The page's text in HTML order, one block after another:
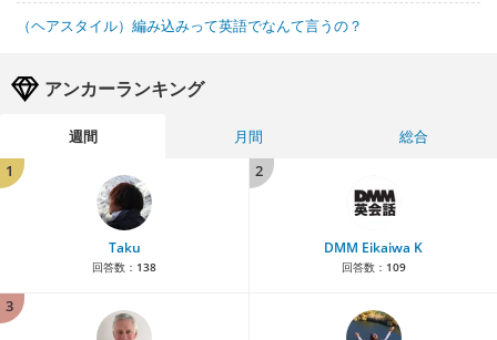
（ヘアスタイル）編み込みって英語でなんて言うの？
アンカーランキング
週間 月間
総合
1
Taku
回答数： 138
2
DMM Eikaiwa K
回答数： 109
3